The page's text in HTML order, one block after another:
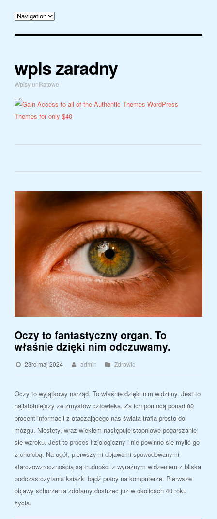
wpis zaradny
Wpisy unikatowe
Oczy to fantastyczny organ. To
właśnie dzięki nim odczuwamy.
23rd maj 2024 admin Zdrowie
Oczy to wyjątkowy narząd. To właśnie dzięki nim widzimy. Jest to
najistotniejszy ze zmysłów człowieka. Za ich pomocą ponad 80
procent informacji z otaczającego nas świata trafia prosto do
mózgu. Niestety, wraz wiekiem następuje stopniowe pogarszanie
się wzroku. Jest to proces fizjologiczny i nie powinno się mylić go
z chorobą. Na ogół, pierwszymi objawami spowodowanymi
starczowzrocznością są trudności z wyraźnym widzeniem z bliska
podczas czytania książki bądź pracy na komputerze. Pierwsze
objawy schorzenia zdołamy dostrzec już w okolicach 40 roku
życia.